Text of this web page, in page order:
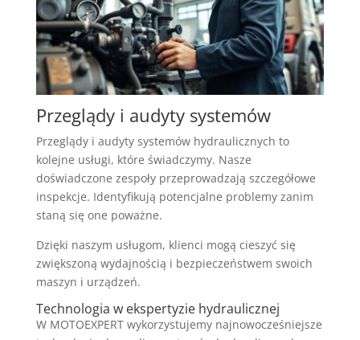
Przeglądy i audyty systemów
Przeglądy i audyty systemów hydraulicznych to
kolejne usługi, które świadczymy. Nasze
doświadczone zespoły przeprowadzają szczegółowe
inspekcje. Identyfikują potencjalne problemy zanim
staną się one poważne.
Dzięki naszym usługom, klienci mogą cieszyć się
zwiększoną wydajnością i bezpieczeństwem swoich
maszyn i urządzeń.
Technologia w ekspertyzie hydraulicznej
W MOTOEXPERT wykorzystujemy najnowocześniejsze